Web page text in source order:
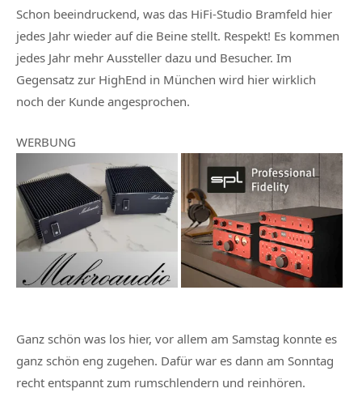
Schon beeindruckend, was das HiFi-Studio Bramfeld hier
jedes Jahr wieder auf die Beine stellt. Respekt! Es kommen
jedes Jahr mehr Aussteller dazu und Besucher. Im
Gegensatz zur HighEnd in München wird hier wirklich
noch der Kunde angesprochen.
WERBUNG
Ganz schön was los hier, vor allem am Samstag konnte es
ganz schön eng zugehen. Dafür war es dann am Sonntag
recht entspannt zum rumschlendern und reinhören.